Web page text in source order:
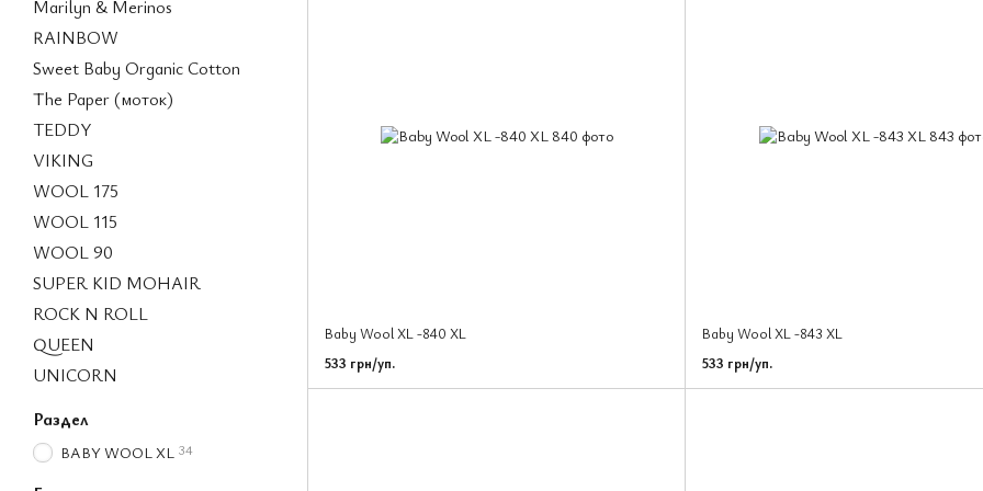
Baby Wool XL -840 XL
533 грн/уп.
Baby Wool XL -843 XL
533 грн/уп.
Marilyn & Merinos
RAINBOW
Sweet Baby Organic Cotton
The Paper (моток)
TEDDY
VIKING
WOOL 175
WOOL 115
WOOL 90
SUPER KID MOHAIR
ROCK N ROLL
QUEEN
UNICORN
Раздел
BABY WOOL XL 34